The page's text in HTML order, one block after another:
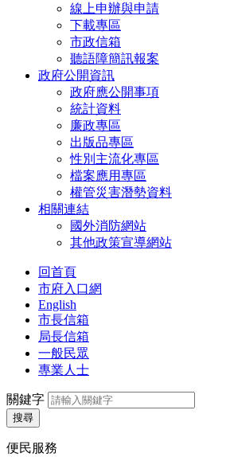
線上申辦與申請
下載專區
市政信箱
聽語障簡訊報案
政府公開資訊
政府應公開事項
統計資料
廉政專區
出版品專區
性別主流化專區
檔案應用專區
權管災害潛勢資料
相關連結
國外消防網站
其他政策宣導網站
回首頁
市府入口網
English
市長信箱
局長信箱
一般民眾
專業人士
關鍵字
搜尋
便民服務